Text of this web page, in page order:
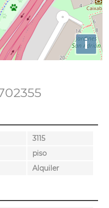
i
3115
piso
Alquiler